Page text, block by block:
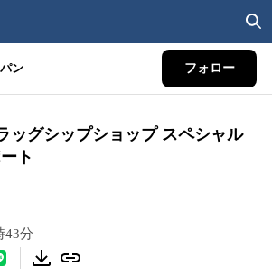
ン フォロー
ッグシップショップ スペシャル​
ト
43分